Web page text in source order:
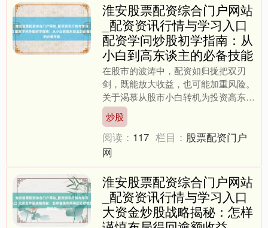
淮安股票配资综合门户网站
_配资资讯行情与学习入口
配资学问炒股初学指南：从
小白到高东谈主的必备技能
在股市的波涛中，配资如归拢把双刃
剑，既能放大收益，也可能加重风险。
关于渴慕从股市小白转机为投资高东谈
主的你而言，结实配资的本色并掌抓关
键技能，是走向熟识投资的必....
炒股
阅读： 117 栏目： 股票配资门户
网
淮安股票配资综合门户网站
_配资资讯行情与学习入口
大资金炒股战略揭秘：怎样